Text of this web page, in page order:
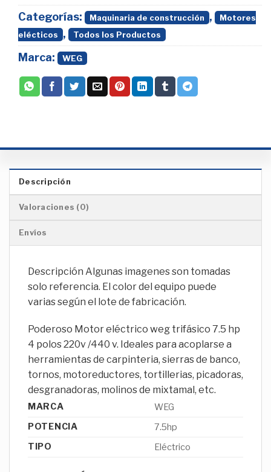
Categorías:
Maquinaria de construcción ,
Motores
elécticos
, Todos los Productos
Marca: WEG
Descripción
Valoraciones (0)
Envíos
Descripción Algunas imagenes son tomadas
solo referencia. El color del equipo puede
varias según el lote de fabricación.
Poderoso Motor eléctrico weg trifásico 7.5 hp
4 polos 220v /440 v. Ideales para acoplarse a
herramientas de carpinteria, sierras de banco,
tornos, motoreductores, tortillerias, picadoras,
desgranadoras, molinos de mixtamal, etc.
MARCA
WEG
POTENCIA
7.5hp
TIPO
Eléctrico